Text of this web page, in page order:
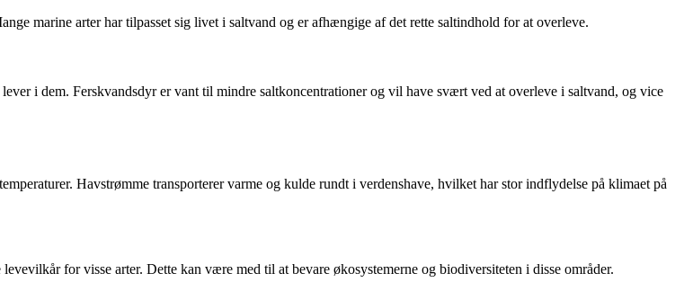
marine arter har tilpasset sig livet i saltvand og er afhængige af det rette saltindhold for at overleve.
i dem. Ferskvandsdyr er vant til mindre saltkoncentrationer og vil have svært ved at overleve i saltvand, og vice
Havstrømme transporterer varme og kulde rundt i verdenshave, hvilket har stor indflydelse på klimaet på
for visse arter. Dette kan være med til at bevare økosystemerne og biodiversiteten i disse områder.